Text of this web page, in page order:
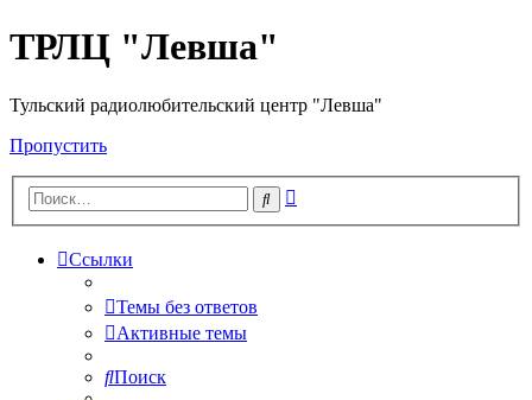
ТРЛЦ "Левша"
Тульский радиолюбительский центр "Левша"
Пропустить
Поиск
Ссылки
Темы без ответов
Активные темы
Поиск